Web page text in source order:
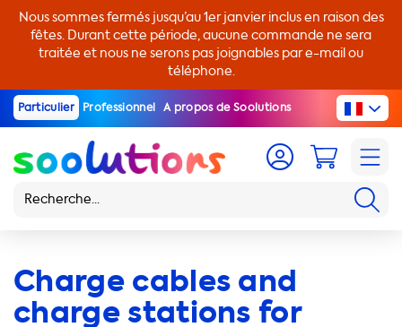
Nous sommes fermés jusqu’au 1er janvier inclus en raison des
fêtes. Durant cette période, aucune commande ne sera
traitée et nous ne serons pas joignables par e-mail ou
téléphone.
Particulier Professionnel A propos de Soolutions
Charge cables and
charge stations for